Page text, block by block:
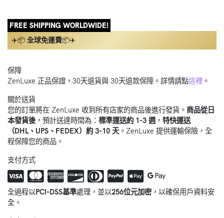
FREE SHIPPING WORLDWIDE!
✈️📦 全球免運費📦✈️
保障
ZenLuxe 正品保證，30天退貨與 30天退款保障。詳情請點這裡 。
關於送貨
您的訂單將在 ZenLuxe 收到所有店家的商品後進行發貨。 商品從日
本發貨後，預計送達時間為： 標準運送約 1-3 週 ， 特快運送
（DHL、UPS、FEDEX）約 3-10 天 。ZenLuxe 提供運輸保險，全
程保障您的商品。
支付方式
全過程以PCI-DSS基準處理，並以256位元加密，以確保用戶資料安
全。